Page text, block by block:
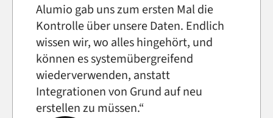
Alumio gab uns zum ersten Mal die
Kontrolle über unsere Daten. Endlich
wissen wir, wo alles hingehört, und
können es systemübergreifend
wiederverwenden, anstatt
Integrationen von Grund auf neu
erstellen zu müssen.“